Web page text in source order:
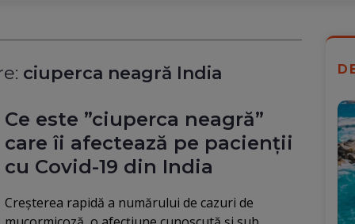
ciuperca neagră India
Ce este ”ciuperca neagră”
care îi afectează pe pacienții
cu Covid-19 din India
Creşterea rapidă a numărului de cazuri de